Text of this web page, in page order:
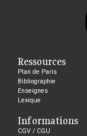
Ressources
Plan de Paris
Bibliographie
Enseignes
Lexique
Informations
CGV / CGU